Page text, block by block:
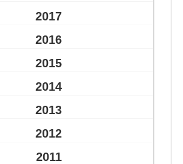
2017
2016
2015
2014
2013
2012
2011